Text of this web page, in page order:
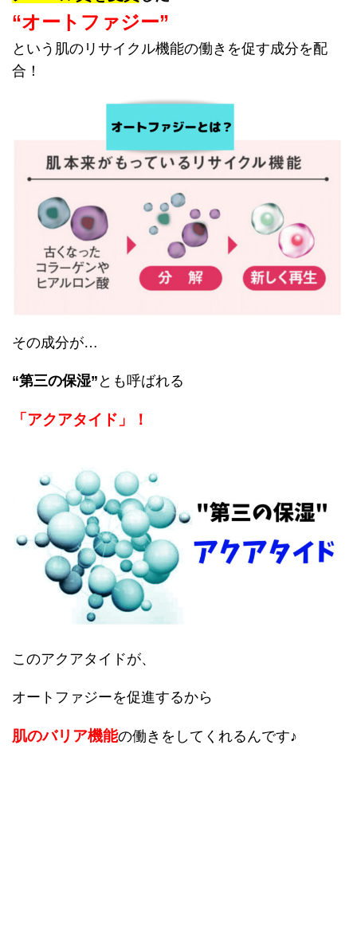
“オートファジー”
という肌のリサイクル機能の働きを促す成分を配
合！
その成分が…
“第三の保湿” とも呼ばれる
「アクアタイド」！
このアクアタイドが、
オートファジーを促進するから
肌のバリア機能の働きをしてくれるんです♪